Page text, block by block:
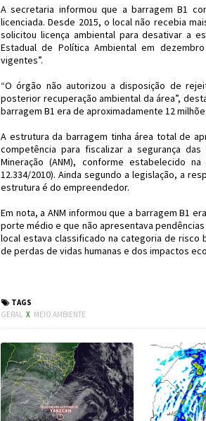
A secretaria informou que a barragem B1
licenciada. Desde 2015, o local não recebia
solicitou licença ambiental para desativar a
Estadual de Política Ambiental em
vigentes”.
“O órgão não autorizou a disposição de
posterior recuperação ambiental da área”,
barragem B1 era de aproximadamente 12
A estrutura da barragem tinha área total de
competência para fiscalizar a segurança
Mineração (ANM), conforme estabelecido
12.334/2010). Ainda segundo a legislação, a
estrutura é do empreendedor.
Em nota, a ANM informou que a barragem B1
porte médio e que não apresentava
local estava classificado na categoria de risco
de perdas de vidas humanas e dos impactos
TAGS
GERAL X MEIO AMBIENTE